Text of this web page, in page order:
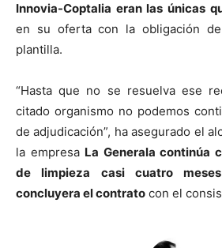
Innovia-Coptalia eran las únicas
en su oferta con la obligación
plantilla.
“Hasta que no se resuelva ese
citado organismo no podemos
de adjudicación”, ha asegurado el
la empresa La Generala continúa
de limpieza casi cuatro
concluyera el contrato con el